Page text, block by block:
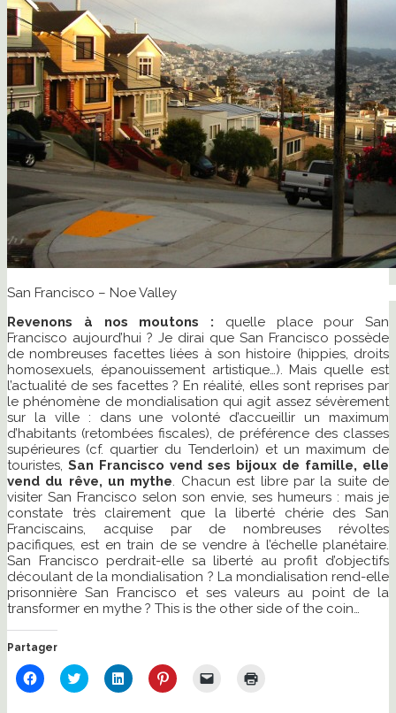
San Francisco – Noe Valley
Revenons à nos moutons : quelle place pour San
Francisco aujourd’hui ? Je dirai que San Francisco possède
de nombreuses facettes liées à son histoire (hippies, droits
homosexuels, épanouissement artistique…). Mais quelle est
l’actualité de ses facettes ? En réalité, elles sont reprises par
le phénomène de mondialisation qui agit assez sévèrement
sur la ville : dans une volonté d’accueillir un maximum
d’habitants (retombées fiscales), de préférence des classes
supérieures (cf. quartier du Tenderloin) et un maximum de
touristes, San Francisco vend ses bijoux de famille, elle
vend du rêve, un mythe. Chacun est libre par la suite de
visiter San Francisco selon son envie, ses humeurs : mais je
constate très clairement que la liberté chérie des San
Franciscains, acquise par de nombreuses révoltes
pacifiques, est en train de se vendre à l’échelle planétaire.
San Francisco perdrait-elle sa liberté au profit d’objectifs
découlant de la mondialisation ? La mondialisation rend-elle
prisonnière San Francisco et ses valeurs au point de la
transformer en mythe ? This is the other side of the coin…
Partager
Cliquez
pour
Cliquez
pour
Cliquez
pour
Cliquez
pour
Cliquer